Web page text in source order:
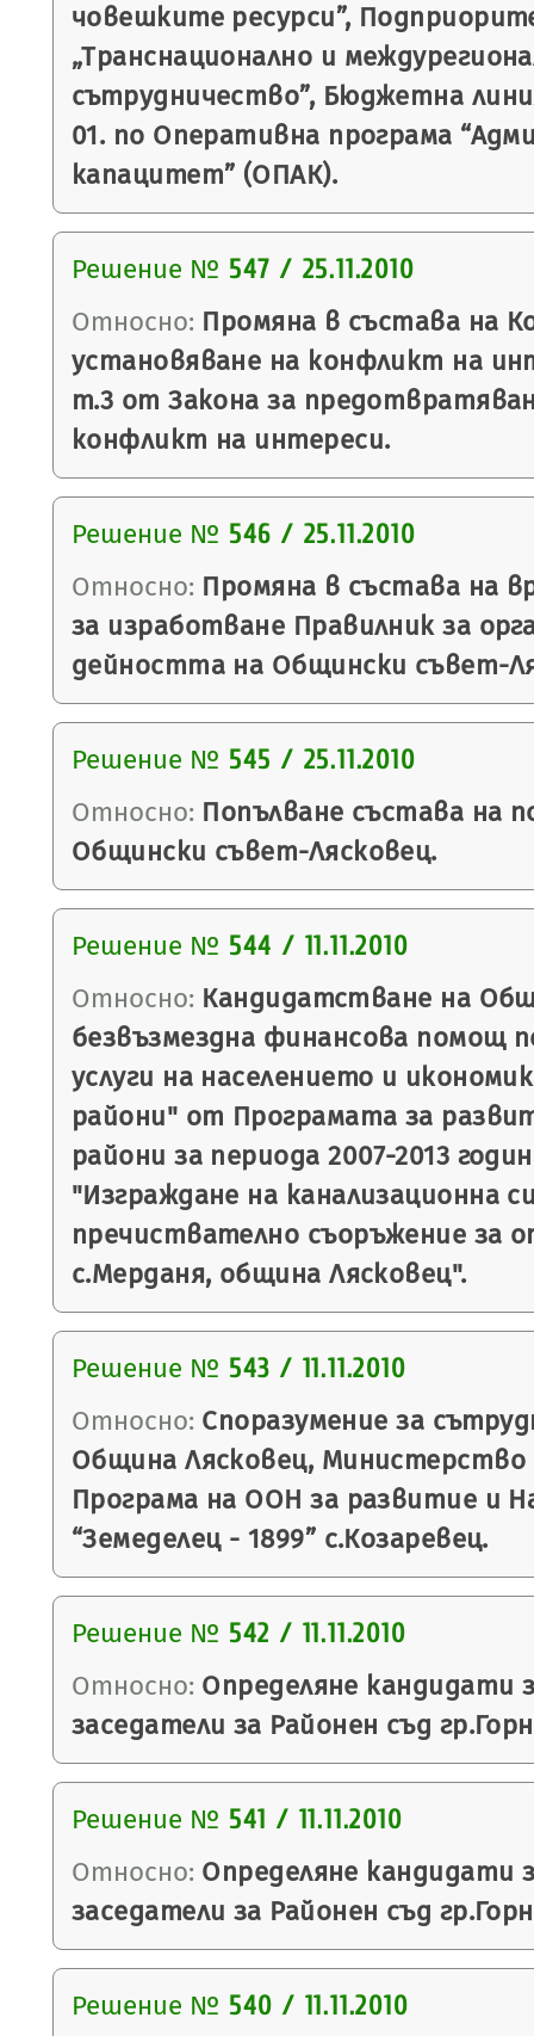
човешките ресурси”,
„Транснационално и
сътрудничество”, Бюджетна
01. по Оперативна програма
капацитет” (ОПАК).
Решение № 547 / 25.11.2010
Относно: Промяна в състава на
установяване на конфликт на
т.3 от Закона за
конфликт на интереси.
Решение № 546 / 25.11.2010
Относно: Промяна в състава на
за изработване Правилник за
дейността на Общински съвет-
Решение № 545 / 25.11.2010
Относно: Попълване състава на
Общински съвет-Лясковец.
Решение № 544 / 11.11.2010
Относно: Кандидатстване на
безвъзмездна финансова помощ
услуги на населението и
райони" от Програмата за
райони за периода 2007-2013
"Изграждане на канализационна
пречиствателно съоръжение за
с.Мерданя, община Лясковец".
Решение № 543 / 11.11.2010
Относно: Споразумение за
Община Лясковец, Министерство
Програма на ООН за развитие и
“Земеделец - 1899” с.Козаревец.
Решение № 542 / 11.11.2010
Относно: Определяне кандидати
заседатели за Районен съд
Решение № 541 / 11.11.2010
Относно: Определяне кандидати
заседатели за Районен съд
Решение № 540 / 11.11.2010